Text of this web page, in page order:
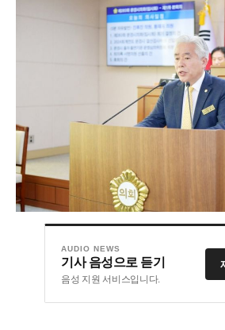
AUDIO NEWS
기사 음성으로 듣기
음성 지원 서비스입니다.